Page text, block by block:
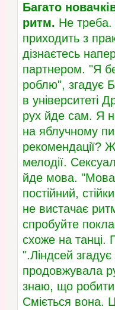
Багато
ритм. Не
приходить з
дізнаєтесь
партнером. "Я
роблю", згадує
в університеті
рух йде сам. Я
на яблучному
рекомендації?
мелодії.
йде мова. "Мова
постійний,
не вистачає
спробуйте
схоже на танці.
".Ліндсей
продовжувала
знаю, що
Сміється вона.